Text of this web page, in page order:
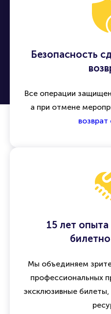
Безопасность
Все операции
а при отмене
возврат
15 лет
Мы объединяем
профессиональных
эксклюзивные